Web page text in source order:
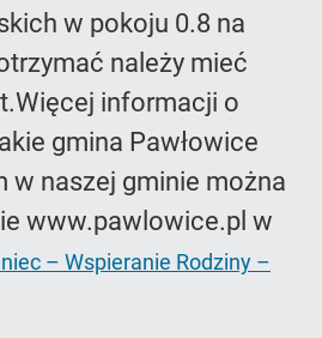
w pokoju 0.8 na
należy mieć
informacji o
gmina Pawłowice
w naszej gminie można
www.pawlowice.pl w
– Wspieranie Rodziny –